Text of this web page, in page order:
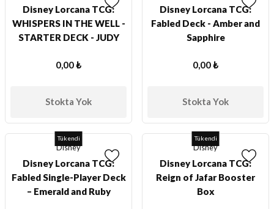
Disney Lorcana TCG:
WHISPERS IN THE WELL -
STARTER DECK - JUDY
HOOD
0,00 ₺
Stokta Yok
Disney Lorcana TCG:
Fabled Deck - Amber and
Sapphire
0,00 ₺
Stokta Yok
Tükendi
Disney
Disney Lorcana TCG:
Fabled Single-Player Deck
– Emerald and Ruby
Tükendi
Disney
Disney Lorcana TCG:
Reign of Jafar Booster
Box